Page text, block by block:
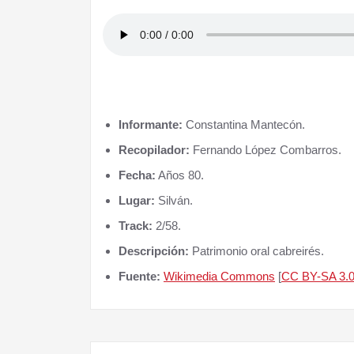
Informante: Constantina Mantecón.
Recopilador: Fernando López Combarros.
Fecha: Años 80.
Lugar: Silván.
Track: 2/58.
Descripción: Patrimonio oral cabreirés.
Fuente: Wikimedia Commons [CC BY-SA 3.0